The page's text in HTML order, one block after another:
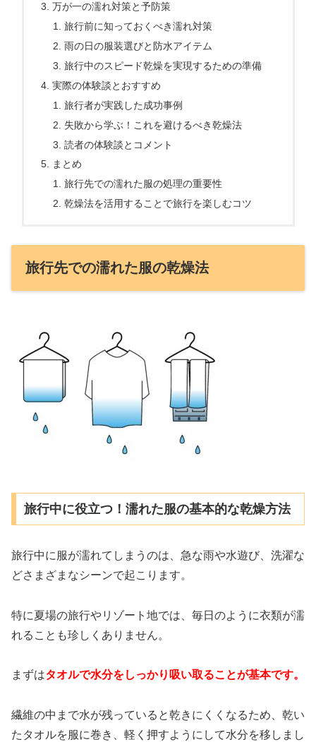
万が一の濡れ対策と予防策
旅行前に知っておくべき濡れ対策
雨の日の服装選びと防水アイテム
旅行中のスピード乾燥を実現するための準備
実際の体験談とおすすめ
旅行者が実践した成功事例
失敗から学ぶ！これを避けるべき乾燥法
読者の体験談とコメント
まとめ
旅行先での濡れた服の処理の重要性
乾燥法を活用することで旅行を楽しむコツ
旅行先での濡れた服の乾燥法
旅行中に役立つ！濡れた服の基本的な乾燥方法
旅行中に服が濡れてしまうのは、急な雨や水遊び、洗濯な
どさまざまなシーンで起こります。
特に夏場の旅行やリゾート地では、毎日のように衣類が濡
れることも珍しくありません。
まずはタオルで水分をしっかり吸い取ることが基本です。
繊維の中まで水が残っていると乾きにくくなるため、乾い
たタオルを服に巻き、軽く押すようにして水分を移しまし